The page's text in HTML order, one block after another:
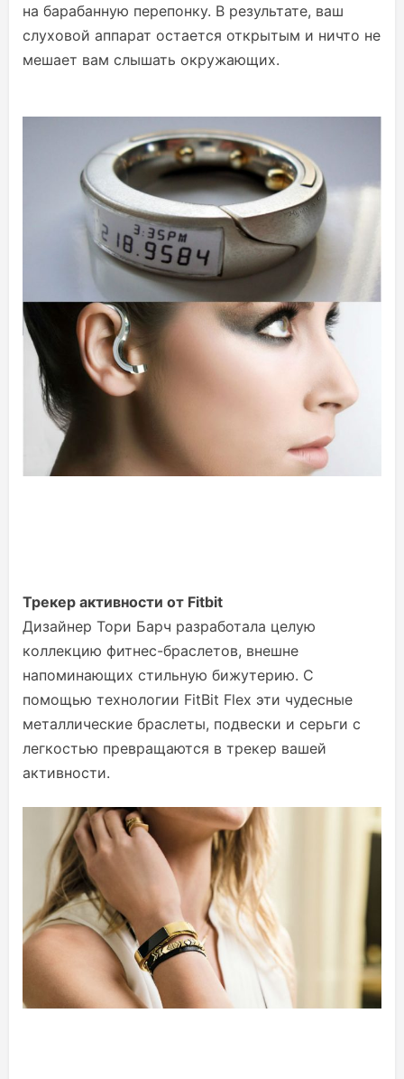
на барабанную перепонку. В результате, ваш
слуховой аппарат остается открытым и ничто не
мешает вам слышать окружающих.
Трекер активности от Fitbit
Дизайнер Тори Барч разработала целую
коллекцию фитнес-браслетов, внешне
напоминающих стильную бижутерию. С
помощью технологии FitBit Flex эти чудесные
металлические браслеты, подвески и серьги с
легкостью превращаются в трекер вашей
активности.